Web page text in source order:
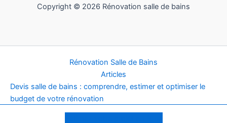
Copyright © 2026 Rénovation salle de bains
Rénovation Salle de Bains
Articles
Devis salle de bains : comprendre, estimer et optimiser le
budget de votre rénovation
Mentions légales